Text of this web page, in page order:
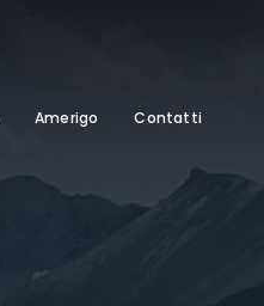
Amerigo Contatti